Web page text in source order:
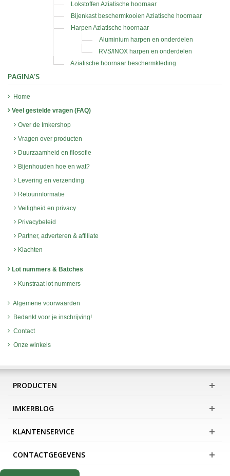
Lokstoffen Aziatische hoornaar
Bijenkast beschermkooien Aziatische hoornaar
Harpen Aziatische hoornaar
Aluminium harpen en onderdelen
RVS/INOX harpen en onderdelen
Aziatische hoornaar beschermkleding
PAGINA'S
Home
Veel gestelde vragen (FAQ)
Over de Imkershop
Vragen over producten
Duurzaamheid en filosofie
Bijenhouden hoe en wat?
Levering en verzending
Retourinformatie
Veiligheid en privacy
Privacybeleid
Partner, adverteren & affiliate
Klachten
Lot nummers & Batches
Kunstraat lot nummers
Algemene voorwaarden
Bedankt voor je inschrijving!
Contact
Onze winkels
PRODUCTEN
IMKERBLOG
KLANTENSERVICE
CONTACTGEGEVENS